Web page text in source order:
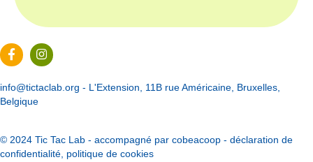
Page Facebook du Tic Tac Lab
Page Instagram du Tic Tac Lab
info@tictaclab.org - L'Extension, 11B rue Américaine, Bruxelles,
Belgique
© 2024 Tic Tac Lab - accompagné par cobeacoop - déclaration de
confidentialité politique de cookies